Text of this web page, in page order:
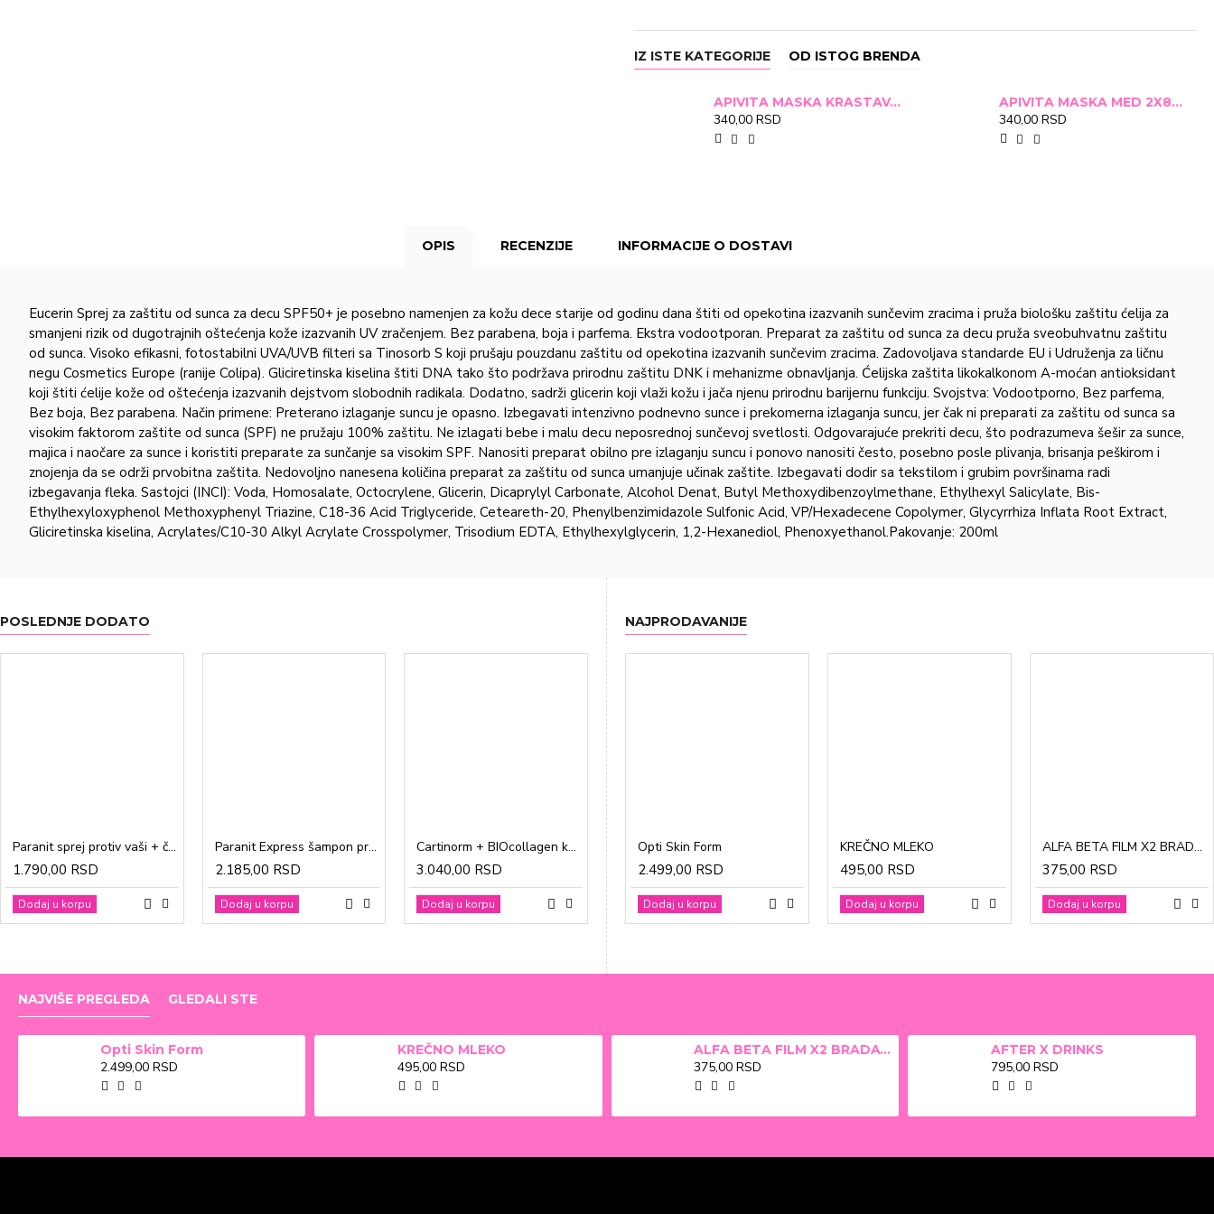
Phenylbenzimidazole Sulfonic Acid, VP/Hexadecene Copolymer, Glycyrrhiza Inflata Root
Extract, Gliciretinska kiselina, Acrylates/C10-30 Alkyl Acrylate Crosspolymer, Trisodium
EDTA, Ethylhexylglycerin, 1,2-Hexanediol, Phenoxyethanol.Pakovanje: 200ml
IZ ISTE KATEGORIJE OD ISTOG BRENDA
APIVITA MASKA KRASTAVAC 2X8ML
340,00 RSD
APIVITA MASKA MED 2X8ML
340,00 RSD
OPIS RECENZIJE INFORMACIJE O DOSTAVI
Eucerin Sprej za zaštitu od sunca za decu SPF50+ je posebno namenjen za kožu dece starije od godinu dana štiti od opekotina izazvanih sunčevim zracima i pruža biološku zaštitu ćelija za
smanjeni rizik od dugotrajnih oštećenja kože izazvanih UV zračenjem. Bez parabena, boja i parfema. Ekstra vodootporan. Preparat za zaštitu od sunca za decu pruža sveobuhvatnu zaštitu
od sunca. Visoko efikasni, fotostabilni UVA/UVB filteri sa Tinosorb S koji prušaju pouzdanu zaštitu od opekotina izazvanih sunčevim zracima. Zadovoljava standarde EU i Udruženja za ličnu
negu Cosmetics Europe (ranije Colipa). Gliciretinska kiselina štiti DNA tako što podržava prirodnu zaštitu DNK i mehanizme obnavljanja. Ćelijska zaštita likokalkonom A-moćan antioksidant
koji štiti ćelije kože od oštećenja izazvanih dejstvom slobodnih radikala. Dodatno, sadrži glicerin koji vlaži kožu i jača njenu prirodnu barijernu funkciju. Svojstva: Vodootporno, Bez parfema,
Bez boja, Bez parabena. Način primene: Preterano izlaganje suncu je opasno. Izbegavati intenzivno podnevno sunce i prekomerna izlaganja suncu, jer čak ni preparati za zaštitu od sunca sa
visokim faktorom zaštite od sunca (SPF) ne pružaju 100% zaštitu. Ne izlagati bebe i malu decu neposrednoj sunčevoj svetlosti. Odgovarajuće prekriti decu, što podrazumeva šešir za sunce,
majica i naočare za sunce i koristiti preparate za sunčanje sa visokim SPF. Nanositi preparat obilno pre izlaganju suncu i ponovo nanositi često, posebno posle plivanja, brisanja peškirom i
znojenja da se održi prvobitna zaštita. Nedovoljno nanesena količina preparat za zaštitu od sunca umanjuje učinak zaštite. Izbegavati dodir sa tekstilom i grubim površinama radi
izbegavanja fleka. Sastojci (INCI): Voda, Homosalate, Octocrylene, Glicerin, Dicaprylyl Carbonate, Alcohol Denat, Butyl Methoxydibenzoylmethane, Ethylhexyl Salicylate, Bis-
Ethylhexyloxyphenol Methoxyphenyl Triazine, C18-36 Acid Triglyceride, Ceteareth-20, Phenylbenzimidazole Sulfonic Acid, VP/Hexadecene Copolymer, Glycyrrhiza Inflata Root Extract,
Gliciretinska kiselina, Acrylates/C10-30 Alkyl Acrylate Crosspolymer, Trisodium EDTA, Ethylhexylglycerin, 1,2-Hexanediol, Phenoxyethanol.Pakovanje: 200ml
POSLEDNJE DODATO
Paranit sprej protiv vaši + češalj 100ml
1.790,00 RSD
Dodaj u korpu
Paranit Express šampon protiv vaši + češalj 200ml
2.185,00 RSD
Dodaj u korpu
Cartinorm + BIOcollagen kesice a20
3.040,00 RSD
Dodaj u korpu
Gravidon A tablete a30
1.865,00 RSD
Dodaj u korpu
CinkDermin pasta 5g
280,00 RSD
Dodaj u korpu
Mustela Cold krema za lice 40ml
1.370,00 RSD
Dodaj u korpu
NAJPRODAVANIJE
Opti Skin Form
2.499,00 RSD
Dodaj u korpu
KREČNO MLEKO
495,00 RSD
Dodaj u korpu
ALFA BETA FILM X2 BRADAVICE, KURJE OKO 15ml
375,00 RSD
Dodaj u korpu
NAJVIŠE PREGLEDA GLEDALI STE
Opti Skin Form
2.499,00 RSD
KREČNO MLEKO
495,00 RSD
ALFA BETA FILM X2 BRADAVICE, KURJE OKO 15ml
375,00 RSD
AFTER X DRINKS
795,00 RSD